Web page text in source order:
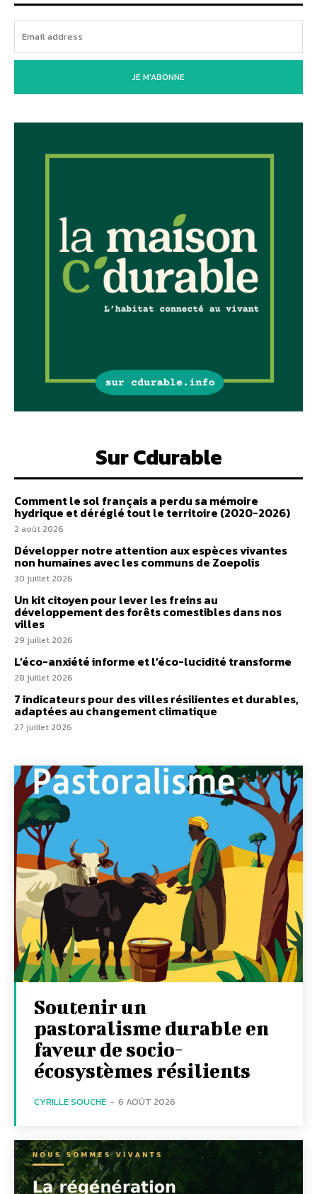
JE M'ABONNE
Sur Cdurable
Comment le sol français a perdu sa mémoire
hydrique et déréglé tout le territoire (2020-2026)
2 août 2026
Développer notre attention aux espèces vivantes
non humaines avec les communs de Zoepolis
30 juillet 2026
Un kit citoyen pour lever les freins au
développement des forêts comestibles dans nos
villes
29 juillet 2026
L’éco-anxiété informe et l’éco-lucidité transforme
28 juillet 2026
7 indicateurs pour des villes résilientes et durables,
adaptées au changement climatique
27 juillet 2026
Soutenir un
pastoralisme durable en
faveur de socio-
écosystèmes résilients
CYRILLE SOUCHE - 6 AOÛT 2026